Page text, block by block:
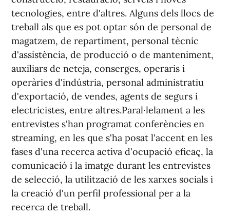
tecnologies, entre d'altres. Alguns dels llocs de
treball als que es pot optar són de personal de
magatzem, de repartiment, personal tècnic
d'assistència, de producció o de manteniment,
auxiliars de neteja, conserges, operaris i
operàries d'indústria, personal administratiu
d'exportació, de vendes, agents de segurs i
electricistes, entre altres.Paral·lelament a les
entrevistes s'han programat conferències en
streaming, en les que s'ha posat l'accent en les
fases d'una recerca activa d'ocupació eficaç, la
comunicació i la imatge durant les entrevistes
de selecció, la utilització de les xarxes socials i
la creació d'un perfil professional per a la
recerca de treball.